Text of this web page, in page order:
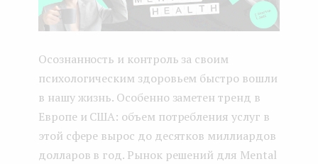
Осознанность и контроль за своим
психологическим здоровьем быстро вошли
в нашу жизнь. Особенно заметен тренд в
Европе и США: объем потребления услуг в
этой сфере вырос до десятков миллиардов
долларов в год. Рынок решений для Mental